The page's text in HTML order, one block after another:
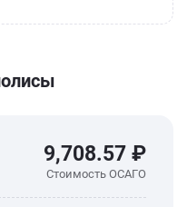
9,708.57 ₽
Стоимость ОСАГО